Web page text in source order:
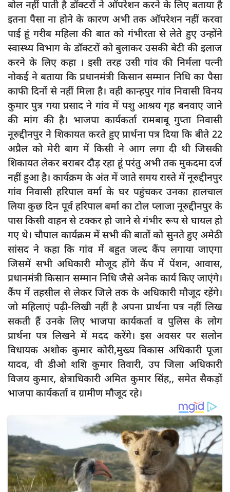
बोल नहीं पाती है डॉक्टरों ने ऑपरेशन करने के लिए बताया है
इतना पैसा ना होने के कारण अभी तक ऑपरेशन नहीं करवा
पाई हूं गरीब महिला की बात को गंभीरता से लेते हुए उन्होंने
स्वास्थ्य विभाग के डॉक्टरों को बुलाकर उसकी बेटी की इलाज
करने के लिए कहा । इसी तरह उसी गांव की निर्मला पत्नी
नोकई ने बताया कि प्रधानमंत्री किसान सम्मान निधि का पैसा
काफी दिनों से नहीं मिला है। वही कान्हपुर गांव निवासी विनय
कुमार पुत्र गया प्रसाद ने गांव में पशु आश्रय गृह बनवाए जाने
की मांग की है। भाजपा कार्यकर्ता रामबाबू गुप्ता निवासी
नूरुद्दीनपुर ने शिकायत करते हुए प्रार्थना पत्र दिया कि बीते 22
अप्रैल को मेरी बाग में किसी ने आग लगा दी थी जिसकी
शिकायत लेकर बराबर दौड़ रहा हूं परंतु अभी तक मुकदमा दर्ज
नहीं हुआ है। कार्यक्रम के अंत में जाते समय रास्ते में नूरुद्दीनपुर
गांव निवासी हरिपाल वर्मा के घर पहुंचकर उनका हालचाल
लिया कुछ दिन पूर्व हरिपाल बर्मा का टोल प्लाजा नूरुद्दीनपुर के
पास किसी वाहन से टक्कर हो जाने से गंभीर रूप से घायल हो
गए थे। चौपाल कार्यक्रम में सभी की बातों को सुनते हुए अमेठी
सांसद ने कहा कि गांव में बहुत जल्द कैंप लगाया जाएगा
जिसमें सभी अधिकारी मौजूद होंगे कैंप में पेंशन, आवास,
प्रधानमंत्री किसान सम्मान निधि जैसे अनेक कार्य किए जाएंगे।
कैंप में तहसील से लेकर जिले तक के अधिकारी मौजूद रहेंगे।
जो महिलाएं पढ़ी-लिखी नहीं है अपना प्रार्थना पत्र नहीं लिख
सकती हैं उनके लिए भाजपा कार्यकर्ता व पुलिस के लोग
प्रार्थना पत्र लिखने में मदद करेंगे। इस अवसर पर सलोन
विधायक अशोक कुमार कोरी,मुख्य विकास अधिकारी पूजा
यादव, वी डीओ शशि कुमार तिवारी, उप जिला अधिकारी
विजय कुमार, क्षेत्राधिकारी अमित कुमार सिंह,, समेत सैकड़ों
भाजपा कार्यकर्ता व ग्रामीण मौजूद रहे।